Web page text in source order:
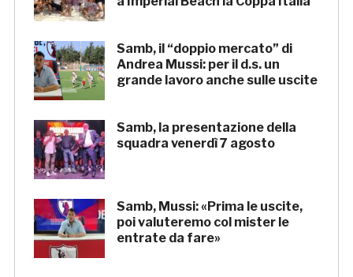
Samb, il “doppio mercato” di
Andrea Mussi: per il d.s. un
grande lavoro anche sulle uscite
Samb, la presentazione della
squadra venerdì 7 agosto
Samb, Mussi: «Prima le uscite,
poi valuteremo col mister le
entrate da fare»